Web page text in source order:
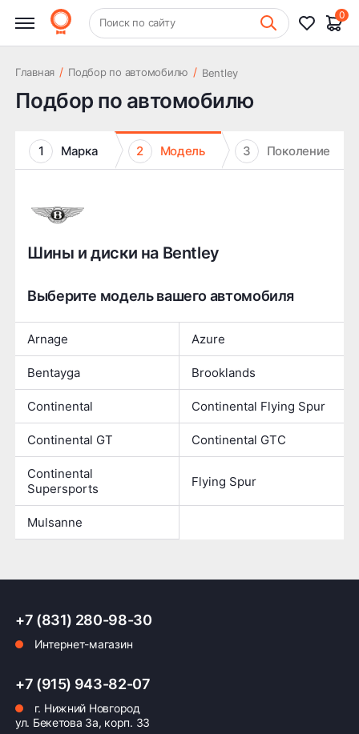
+7 (831) 261-35-35 Шиномонтаж
Поиск по сайту
0
Главная / Подбор по автомобилю / Bentley
Подбор по автомобилю
1 Марка 2 Модель 3 Поколение
Шины и диски на Bentley
Выберите модель вашего автомобиля
Arnage Azure
Bentayga Brooklands
Continental Continental Flying Spur
Continental GT Continental GTC
Continental
Supersports
Flying Spur
Mulsanne
+7 (831) 280-98-30
Интернет-магазин
+7 (915) 943-82-07
г. Нижний Новгород
ул. Бекетова 3а, корп. 33